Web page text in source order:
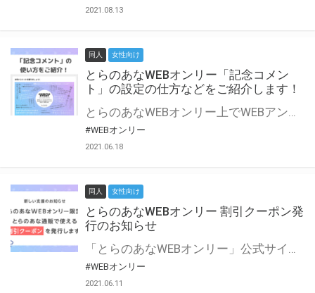
2021.08.13
同人 女性向け
とらのあなWEBオンリー「記念コメン
ト」の設定の仕方などをご紹介します！
とらのあなWEBオンリー上でWEBアンソロジーが作成できる「記念コメント」について、その使い方や作成手順を解説します！ 支援タイプを「サークル参加型」「サークル参加型・マルシェ(イベント会場)機能付き」でお申し込みいただいている主催者様はぜひご活用ください♪ とらのあなWEBオンリーサイトはこちら
#WEBオンリー
2021.06.18
同人 女性向け
とらのあなWEBオンリー 割引クーポン発
行のお知らせ
「とらのあなWEBオンリー」公式サイトでとらのあな通販の「割引クーポン」を配布中！ イベントごとに開催当日限定で使える割引クーポンのシリアルコードを発行します。 とらのあなWEBオンリーのページをチェックして、イベント当日にお得にお買い物を楽しみましょう♪ ※本キャンペーンは予告なく終了する場合がございます。 とらのあなWEBオンリーサイトはこちら
#WEBオンリー
2021.06.11